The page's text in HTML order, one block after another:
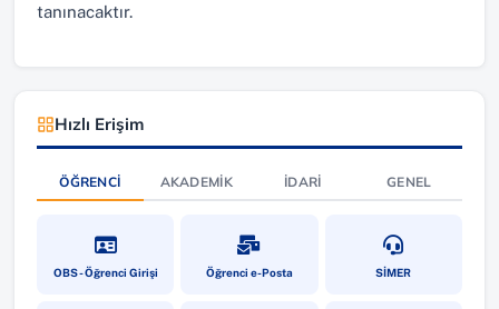
tanınacaktır.
Hızlı Erişim
ÖĞRENCI AKADEMIK İDARI GENEL
OBS - Öğrenci Girişi(yeni sekmede açılır)Öğrenci e-Posta(yeni sekmede açılır)SİMER(yeni sekmede